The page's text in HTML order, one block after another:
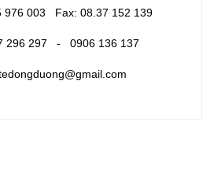
976 003 Fax: 08.37 152 139
296 297 - 0906 136 137